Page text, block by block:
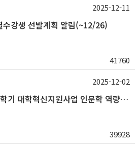
강생 선발계획 알림(~12/26)
41760
2025-12-11
(~12/5) 2025학년도 2학기 대학혁신지원사업 인문학 역량강화 국제학술대회 참가 경비 지원 안내(2차)
39928
2025-12-02